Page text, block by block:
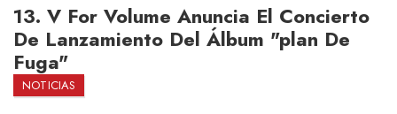
13. V For Volume Anuncia El Concierto
De Lanzamiento Del Álbum "plan De
Fuga"
NOTICIAS